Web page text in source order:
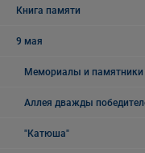
Книга памяти
9 мая
Мемориалы и памятники
Аллея дважды
"Катюша"